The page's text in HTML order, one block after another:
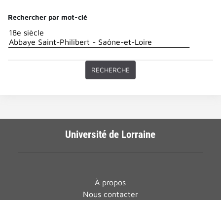
Rechercher par mot-clé
Université de Lorraine
À propos
Nous contacter